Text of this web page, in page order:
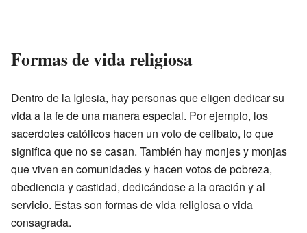
Formas de vida religiosa
Dentro de la Iglesia, hay personas que eligen dedicar su
vida a la fe de una manera especial. Por ejemplo, los
sacerdotes católicos hacen un voto de celibato, lo que
significa que no se casan. También hay monjes y monjas
que viven en comunidades y hacen votos de pobreza,
obediencia y castidad, dedicándose a la oración y al
servicio. Estas son formas de vida religiosa o vida
consagrada.